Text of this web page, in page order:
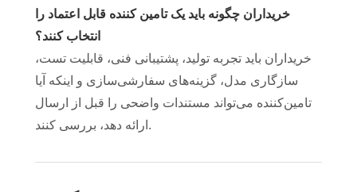
خریداران چگونه باید یک تامین کننده قابل اعتماد را
انتخاب کنند؟
خریداران باید تجربه تولید، پشتیبانی فنی، قابلیت تست،
سازگاری مدل، گزینه‌های سفارشی‌سازی و اینکه آیا
تامین‌کننده می‌تواند مستندات واضحی را قبل از ارسال
ارائه دهد، بررسی کنند.